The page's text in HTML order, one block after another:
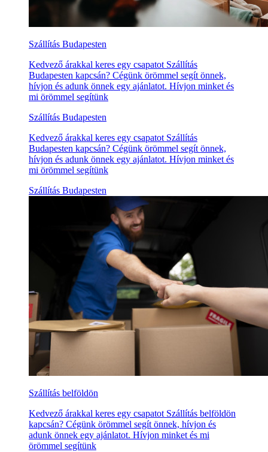
Szállítás Budapesten
Kedvező árakkal keres egy csapatot Szállítás
Budapesten kapcsán? Cégünk örömmel segít önnek,
hívjon és adunk önnek egy ajánlatot. Hívjon minket és
mi örömmel segítünk
Szállítás Budapesten
Kedvező árakkal keres egy csapatot Szállítás
Budapesten kapcsán? Cégünk örömmel segít önnek,
hívjon és adunk önnek egy ajánlatot. Hívjon minket és
mi örömmel segítünk
Szállítás Budapesten
Szállítás belföldön
Kedvező árakkal keres egy csapatot Szállítás belföldön
kapcsán? Cégünk örömmel segít önnek, hívjon és
adunk önnek egy ajánlatot. Hívjon minket és mi
örömmel segítünk